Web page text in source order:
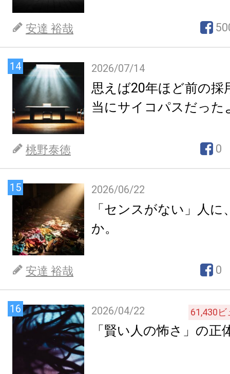
安達 裕哉
14 2026/07/14
思えば20年ほど前の採
当にサイコパスだった
桃野泰徳 0
15 2026/06/22
「センスがない」人
か。
安達 裕哉 0
16 2026/04/22 61,430ビ
「賢い人の怖さ」の正